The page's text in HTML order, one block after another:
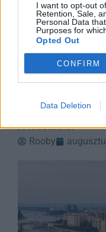
I want to opt-out
Retention, Sale,
Personal Data
Purposes for
Opted Out
CONFIRM
Data Deletion
Glen Young, a 16-
hogyan tanítsa meg
úszni? A kanadai
AI-modelleket
Rooby